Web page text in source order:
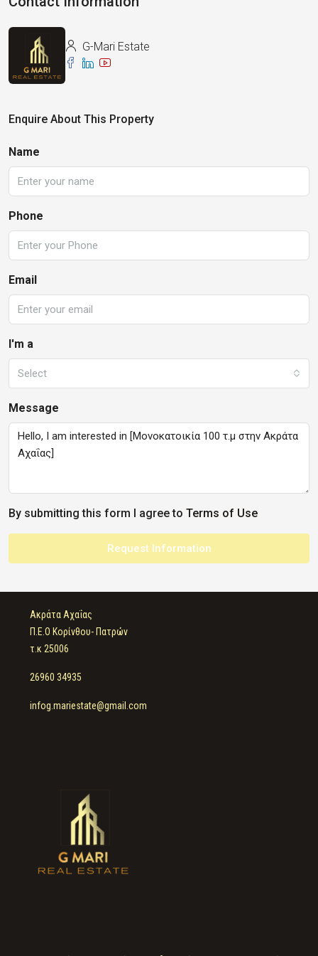
G-Mari Estate
Enquire About This Property
Name
Phone
Email
I'm a
Select
Message
By submitting this form I agree to Terms of Use
Request Information
Ακράτα Αχαΐας
Π.Ε.Ο Κορίνθου- Πατρών
τ.κ 25006
26960 34935
infog.mariestate@gmail.com